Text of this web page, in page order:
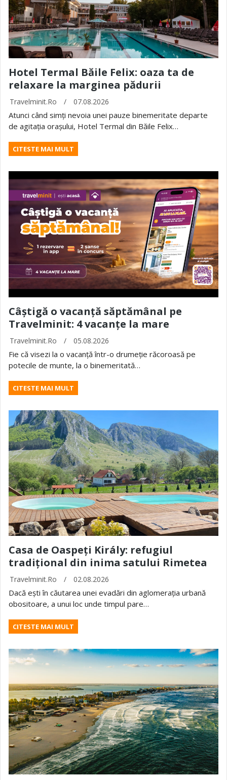
Hotel Termal Băile Felix: oaza ta de
relaxare la marginea pădurii
Travelminit.ro / 07.08.2026
Atunci când simți nevoia unei pauze binemeritate departe
de agitația orașului, Hotel Termal din Băile Felix…
CITESTE MAI MULT
Câștigă o vacanță săptămânal pe
Travelminit: 4 vacanțe la mare
Travelminit.ro / 05.08.2026
Fie că visezi la o vacanță într-o drumeție răcoroasă pe
potecile de munte, la o binemeritată…
CITESTE MAI MULT
Casa de Oaspeți Király: refugiul
tradițional din inima satului Rimetea
Travelminit.ro / 02.08.2026
Dacă ești în căutarea unei evadări din aglomerația urbană
obositoare, a unui loc unde timpul pare…
CITESTE MAI MULT